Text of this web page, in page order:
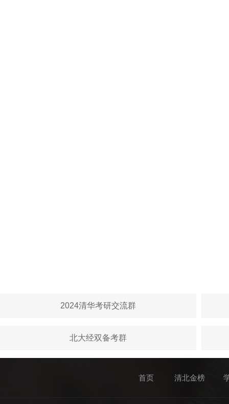
2024清华考研交流群
北大经双备考群
首页 清北金榜